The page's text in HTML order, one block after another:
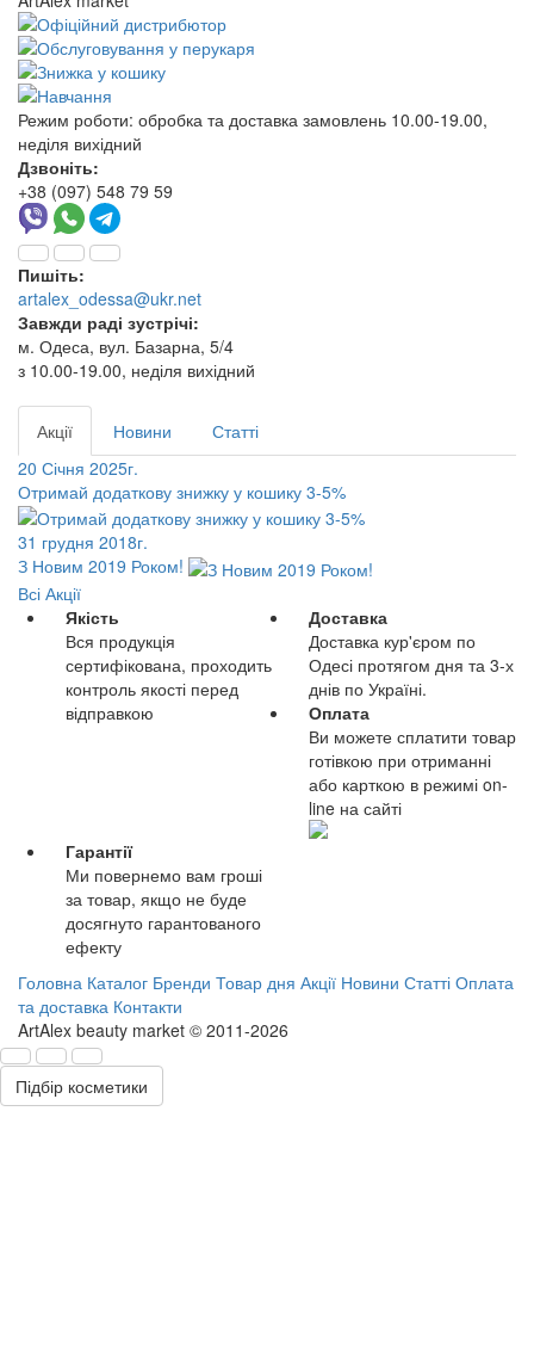
Режим роботи: обробка та доставка замовлень 10.00-19.00,
неділя вихідний
Дзвоніть:
+38 (097) 548 79 59
Пишіть:
artalex_odessa@ukr.net
Завжди раді зустрічі:
м. Одеса, вул. Базарна, 5/4
з 10.00-19.00, неділя вихідний
Акції Новини
Статті
20 Січня 2025г.
Отримай додаткову знижку у кошику 3-5%
31 грудня 2018г.
З Новим 2019 Роком!
Всі Акції
Якість
Вся продукція
сертифікована, проходить
контроль якості перед
відправкою
Доставка
Доставка кур'єром по
Одесі протягом дня та 3-х
днів по Україні.
Оплата
Ви можете сплатити товар
готівкою при отриманні
або карткою в режимі on-
line на сайті
Гарантії
Ми повернемо вам гроші
за товар, якщо не буде
досягнуто гарантованого
ефекту
Головна Каталог Бренди Товар дня Акції Новини Статті Оплата
та доставка Контакти
ArtAlex beauty market © 2011-2026
Підбір косметики